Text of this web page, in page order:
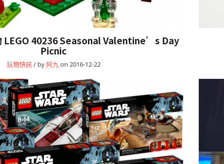
LEGO 40236 Seasonal Valentine’s Day
Picnic
玩物快訊/ by 阿九on 2016-12-22